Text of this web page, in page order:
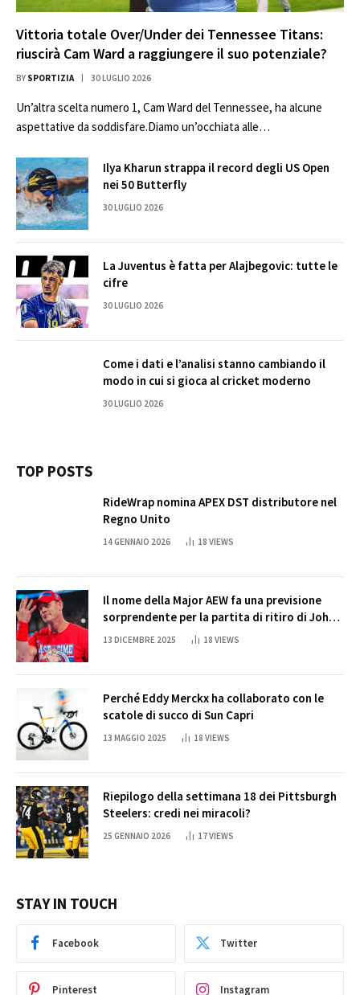
Vittoria totale Over/Under dei Tennessee Titans:
riuscirà Cam Ward a raggiungere il suo potenziale?
BY SPORTIZIA 30 LUGLIO 2026
Un’altra scelta numero 1, Cam Ward del Tennessee, ha alcune
aspettative da soddisfare.Diamo un’occhiata alle…
Ilya Kharun strappa il record degli US Open
nei 50 Butterfly
30 LUGLIO 2026
La Juventus è fatta per Alajbegovic: tutte le
cifre
30 LUGLIO 2026
Come i dati e l’analisi stanno cambiando il
modo in cui si gioca al cricket moderno
30 LUGLIO 2026
TOP POSTS
RideWrap nomina APEX DST distributore nel
Regno Unito
14 GENNAIO 2026 18 VIEWS
Il nome della Major AEW fa una previsione
sorprendente per la partita di ritiro di John
Cena
13 DICEMBRE 2025 18 VIEWS
Perché Eddy Merckx ha collaborato con le
scatole di succo di Sun Capri
13 MAGGIO 2025 18 VIEWS
Riepilogo della settimana 18 dei Pittsburgh
Steelers: credi nei miracoli?
25 GENNAIO 2026 17VIEWS
STAY IN TOUCH
Facebook Twitter
Pinterest Instagram